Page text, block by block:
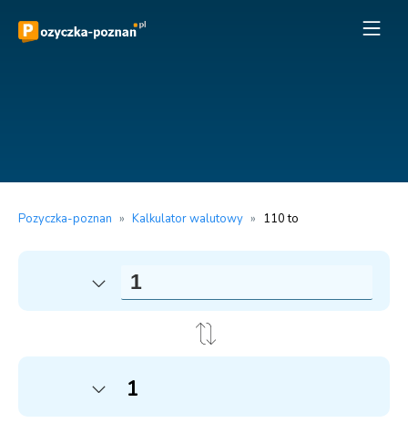
Pozyczka-poznan » Kalkulator walutowy » 110 to
1